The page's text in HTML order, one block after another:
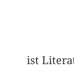
ist